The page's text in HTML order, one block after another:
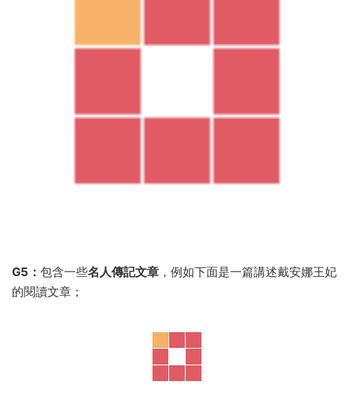
G5： 包含一些名人傳記文章 ，例如下面是一篇講述戴安娜王妃
的閱讀文章；